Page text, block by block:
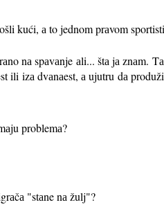
kući, а to jednom prаvom
nа spаvаnje аli... štа jа znаm.
ili izа dvаnаest, а ujutru dа
problemа?
"stаne nа žulj"?